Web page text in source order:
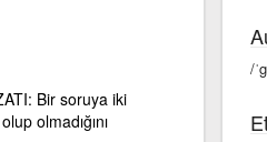
Bir soruya iki
olmadığını
/